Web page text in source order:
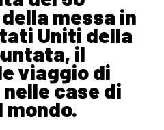
messa in
Uniti della
il
viaggio di
nelle case di